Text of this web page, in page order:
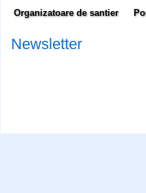
Organizatoare de santier
Newsletter